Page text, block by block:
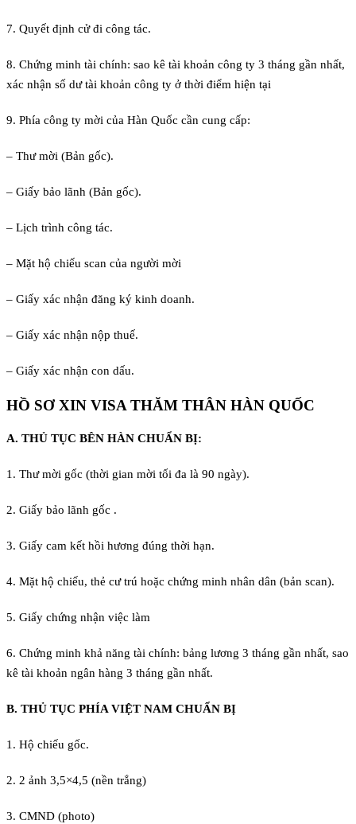
7. Quyết định cử đi công tác.
8. Chứng minh tài chính: sao kê tài khoản công ty 3 tháng gần nhất,
xác nhận số dư tài khoản công ty ở thời điểm hiện tại
9. Phía công ty mời của Hàn Quốc cần cung cấp:
– Thư mời (Bản gốc).
– Giấy bảo lãnh (Bản gốc).
– Lịch trình công tác.
– Mặt hộ chiếu scan của người mời
– Giấy xác nhận đăng ký kinh doanh.
– Giấy xác nhận nộp thuế.
– Giấy xác nhận con dấu.
HỒ SƠ XIN VISA THĂM THÂN HÀN QUỐC
A. THỦ TỤC BÊN HÀN CHUẨN BỊ:
1. Thư mời gốc (thời gian mời tối đa là 90 ngày).
2. Giấy bảo lãnh gốc .
3. Giấy cam kết hồi hương đúng thời hạn.
4. Mặt hộ chiếu, thẻ cư trú hoặc chứng minh nhân dân (bản scan).
5. Giấy chứng nhận việc làm
6. Chứng minh khả năng tài chính: bảng lương 3 tháng gần nhất, sao
kê tài khoản ngân hàng 3 tháng gần nhất.
B. THỦ TỤC PHÍA VIỆT NAM CHUẨN BỊ
1. Hộ chiếu gốc.
2. 2 ảnh 3,5×4,5 (nền trắng)
3. CMND (photo)